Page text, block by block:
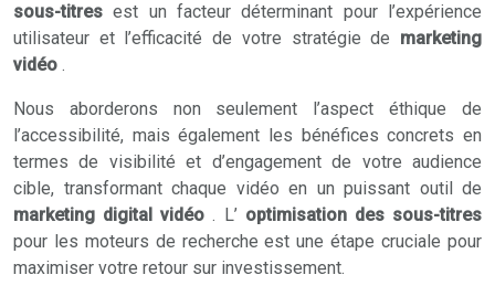
sous-titresest un facteur déterminant pour l’expérience
utilisateur et l’efficacité de votre stratégie de marketing
vidéo .
Nous aborderons non seulement l’aspect éthique de
l’accessibilité, mais également les bénéfices concrets en
termes de visibilité et d’engagement de votre audience
cible, transformant chaque vidéo en un puissant outil de
marketing digital vidéo. L’ optimisation des sous-titres
pour les moteurs de recherche est une étape cruciale pour
maximiser votre retour sur investissement.